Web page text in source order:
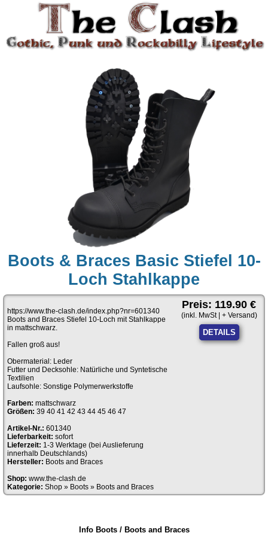
Boots & Braces Basic Stiefel 10-
Loch Stahlkappe
https://www.the-clash.de/index.php?nr=601340
Boots and Braces Stiefel 10-Loch mit Stahlkappe
in mattschwarz.
Fallen groß aus!
Obermaterial: Leder
Futter und Decksohle: Natürliche und Syntetische
Textilien
Laufsohle: Sonstige Polymerwerkstoffe
Farben: mattschwarz
Größen: 39 40 41 42 43 44 45 46 47
Artikel-Nr.: 601340
Lieferbarkeit: sofort
Lieferzeit: 1-3 Werktage (bei Auslieferung
innerhalb Deutschlands)
Hersteller: Boots and Braces
Shop: www.the-clash.de
Kategorie: Shop » Boots » Boots and Braces
Preis: 119.90 €
(inkl. MwSt | + Versand)
DETAILS
Info Boots / Boots and Braces